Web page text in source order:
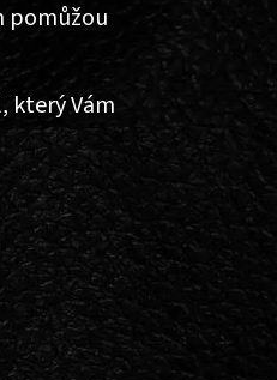
pomůžou
který Vám